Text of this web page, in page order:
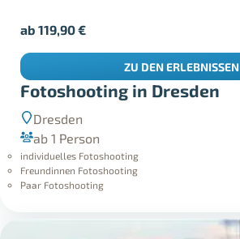
Fotoshooting in Dresden
Dresden
ab 1 Person
individuelles Fotoshooting
Freundinnen Fotoshooting
Paar Fotoshooting
ab119,90€
ZU DEN ERLEBNISSEN